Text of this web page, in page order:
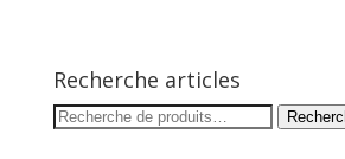
Recherche articles
Recherche